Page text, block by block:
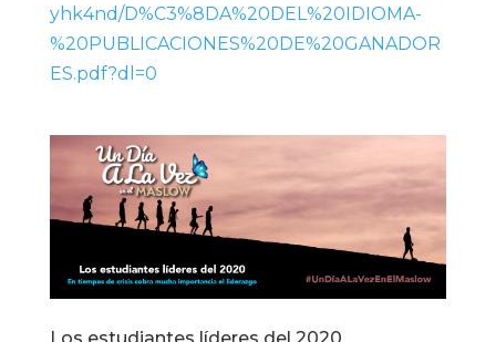
yhk4nd/D%C3%8DA%20DEL%20IDIOMA-
%20PUBLICACIONES%20DE%20GANADOR
ES.pdf?dl=0